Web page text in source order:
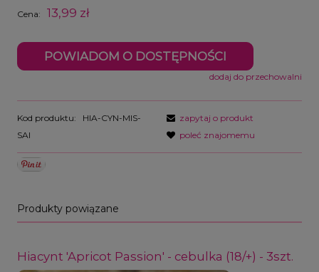
Cena: 13,99 zł
POWIADOM O DOSTĘPNOŚCI
dodaj do przechowalni
Kod produktu:
HIA-CYN-MIS-
SAI
zapytaj o produkt
poleć znajomemu
Produkty powiązane
Hiacynt 'Apricot Passion' - cebulka (18/+) - 3szt.